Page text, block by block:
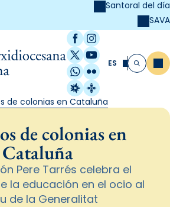
Santoral del día
SAVA
Facebook
Instagram
X / Twitter
YouTube
WhatsApp
Flickr
Radio Estel
Catalunya
ES Buscar
de colonias en Cataluña
de colonias en
Cataluña
Pere Tarrés celebra el
la educación en el ocio al
de la Generalitat